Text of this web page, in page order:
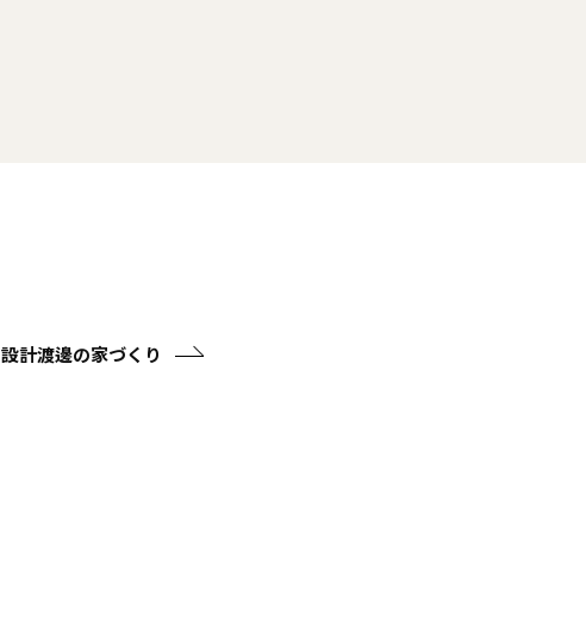
設計渡邊の家づくり